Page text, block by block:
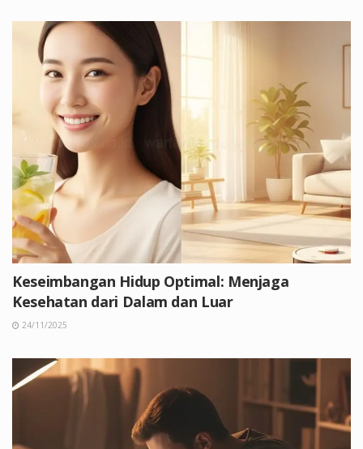
Keseimbangan Hidup Optimal: Menjaga
Kesehatan dari Dalam dan Luar
24/11/2025